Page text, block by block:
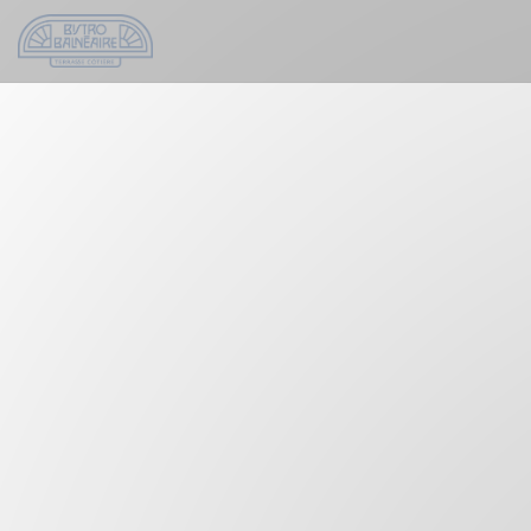
Πίνακας διαχείρισης "Μπισκότων" (Cookies)